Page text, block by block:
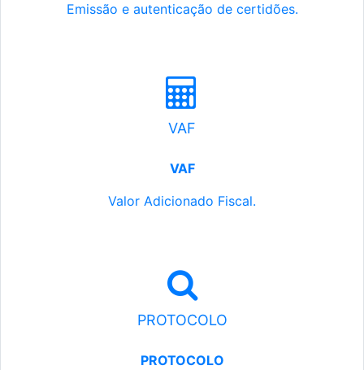
Emissão e autenticação de certidões.
VAF
VAF
Valor Adicionado Fiscal.
PROTOCOLO
PROTOCOLO